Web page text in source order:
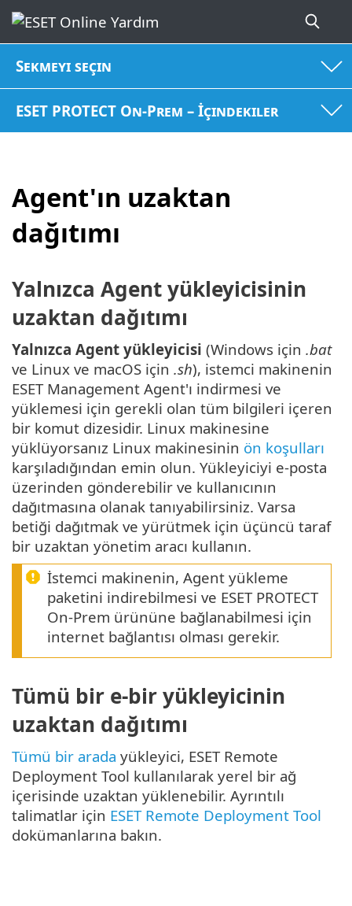
Sekmeyi seçin
ESET PROTECT On-Prem – İçindekiler
Agent'ın uzaktan
dağıtımı
Yalnızca Agent yükleyicisinin
uzaktan dağıtımı
Yalnızca Agent yükleyicisi (Windows için .bat
ve Linux ve macOS için .sh), istemci makinenin
ESET Management Agent'ı indirmesi ve
yüklemesi için gerekli olan tüm bilgileri içeren
bir komut dizesidir. Linux makinesine
yüklüyorsanız Linux makinesinin ön koşulları
karşıladığından emin olun. Yükleyiciyi e-posta
üzerinden gönderebilir ve kullanıcının
dağıtmasına olanak tanıyabilirsiniz. Varsa
betiği dağıtmak ve yürütmek için üçüncü taraf
bir uzaktan yönetim aracı kullanın.
İstemci makinenin, Agent yükleme
paketini indirebilmesi ve ESET PROTECT
On-Prem ürününe bağlanabilmesi için
internet bağlantısı olması gerekir.
Tümü bir e-bir yükleyicinin
uzaktan dağıtımı
Tümü bir arada yükleyici, ESET Remote
Deployment Tool kullanılarak yerel bir ağ
içerisinde uzaktan yüklenebilir. Ayrıntılı
talimatlar için ESET Remote Deployment Tool
dokümanlarına bakın.